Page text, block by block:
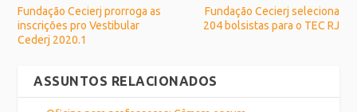
Fundação Cecierj prorroga as
inscrições pro Vestibular
Cederj 2020.1
Fundação Cecierj seleciona
204 bolsistas para o TEC RJ
ASSUNTOS RELACIONADOS